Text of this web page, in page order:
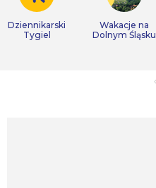
Dziennikarski
Tygiel
Wakacje na
Dolnym Śląsku